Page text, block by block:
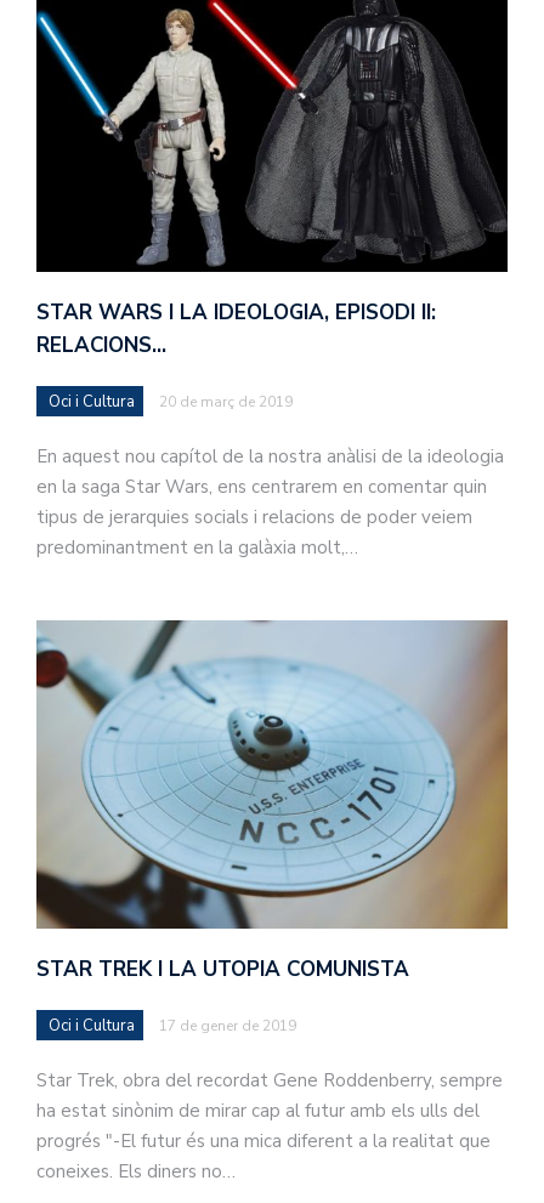
STAR WARS I LA IDEOLOGIA, EPISODI II:
RELACIONS…
Oci i Cultura 20 de març de 2019
En aquest nou capítol de la nostra anàlisi de la ideologia
en la saga Star Wars, ens centrarem en comentar quin
tipus de jerarquies socials i relacions de poder veiem
predominantment en la galàxia molt,…
STAR TREK I LA UTOPIA COMUNISTA
Oci i Cultura 17 de gener de 2019
Star Trek, obra del recordat Gene Roddenberry, sempre
ha estat sinònim de mirar cap al futur amb els ulls del
progrés "-El futur és una mica diferent a la realitat que
coneixes. Els diners no…